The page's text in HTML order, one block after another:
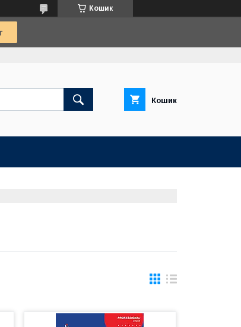
Кошик
Кошик